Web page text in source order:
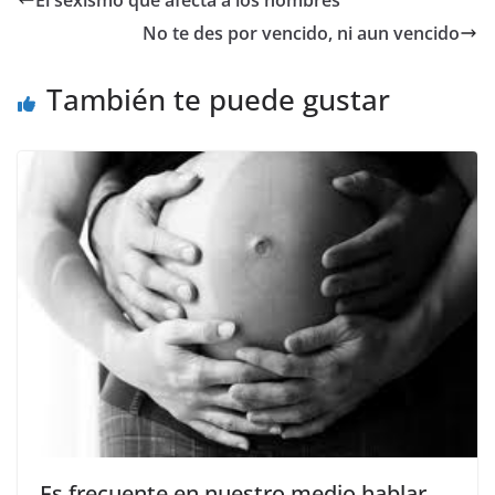
o
A
p
a Li
k
No te des por vencido, ni aun vencido
También te puede gustar